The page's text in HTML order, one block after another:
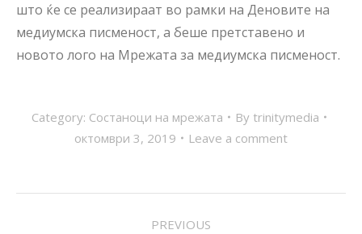
што ќе се реализираат во рамки на Деновите на
медиумска писменост, а беше претставено и
новото лого на Мрежата за медиумска писменост.
Category: Состаноци на мрежата By trinitymedia
октомври 3, 2019
Leave a comment
PREVIOUS